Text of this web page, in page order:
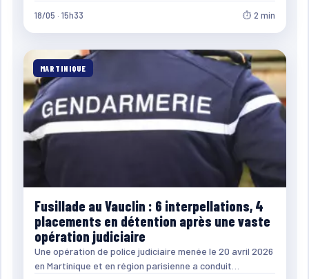
18/05 · 15h33 ⏱ 2 min
MARTINIQUE
Fusillade au Vauclin : 6 interpellations, 4
placements en détention après une vaste
opération judiciaire
Une opération de police judiciaire menée le 20 avril 2026
en Martinique et en région parisienne a conduit…